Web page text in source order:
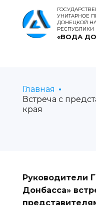
УНИТАРНОЕ
ДОНЕЦКОЙ
РЕСПУБЛИКИ
«ВОДА
Главная
Встреча с
края
Руководители
Донбасса»